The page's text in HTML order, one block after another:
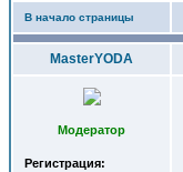
В начало страницы
MasterYODA
Модератор
Регистрация: